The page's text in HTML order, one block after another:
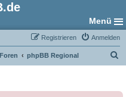
Menü
Anmelden
Registrieren
phpBB Regional